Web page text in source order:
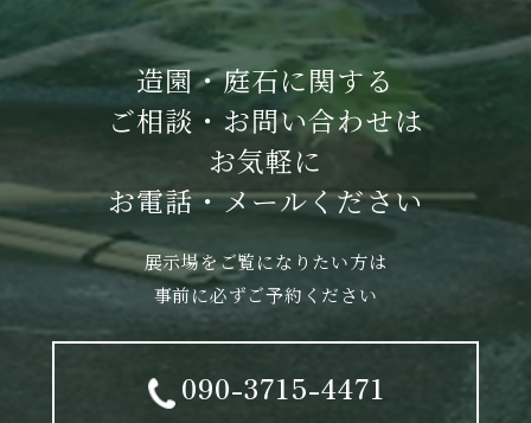
造園・庭石に関する
ご相談・お問い合わせは
お気軽に
お電話・メールください
展示場をご覧になりたい方は
事前に必ずご予約ください
090-3715-4471